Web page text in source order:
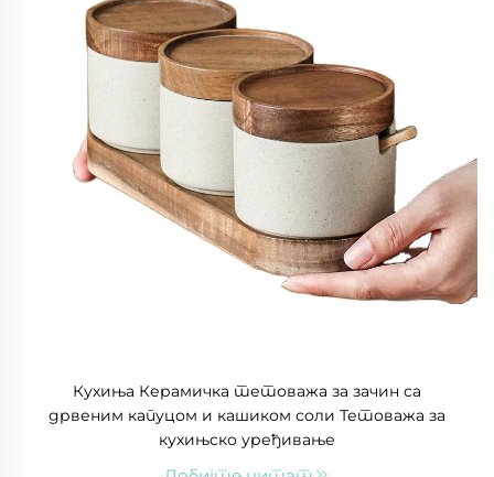
Кухиња Керамичка тетоважа за зачин са
дрвеним капуцом и кашиком соли Тетоважа за
кухињско уређивање